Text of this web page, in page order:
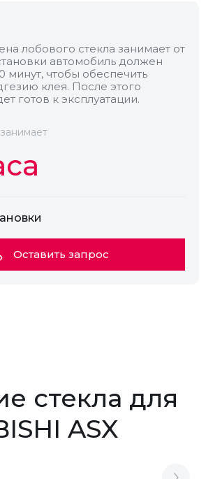
лобового стекла занимает от
автомобиль должен
минут, чтобы обеспечить
клея. После этого
готов к эксплуатации.
Оставить запрос
стекла для
ASX